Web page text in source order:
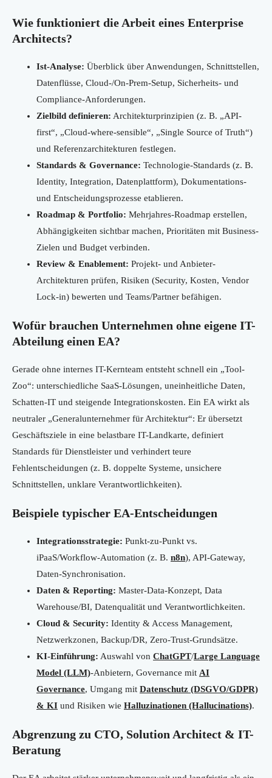
Wie funktioniert die Arbeit eines Enterprise
Architects?
Ist-Analyse: Überblick über Anwendungen, Schnittstellen,
Datenflüsse, Cloud-/On-Prem-Setup, Sicherheits- und
Compliance-Anforderungen.
Zielbild definieren: Architekturprinzipien (z. B. „API-
first“, „Cloud-where-sensible“, „Single Source of Truth“)
und Referenzarchitekturen festlegen.
Standards & Governance: Technologie-Standards (z. B.
Identity, Integration, Datenplattform), Dokumentations-
und Entscheidungsprozesse etablieren.
Roadmap & Portfolio: Mehrjahres-Roadmap erstellen,
Abhängigkeiten sichtbar machen, Prioritäten mit Business-
Zielen und Budget verbinden.
Review & Enablement: Projekt- und Anbieter-
Architekturen prüfen, Risiken (Security, Kosten, Vendor
Lock-in) bewerten und Teams/Partner befähigen.
Wofür brauchen Unternehmen ohne eigene IT-
Abteilung einen EA?
Gerade ohne internes IT-Kernteam entsteht schnell ein „Tool-
Zoo“: unterschiedliche SaaS-Lösungen, uneinheitliche Daten,
Schatten-IT und steigende Integrationskosten. Ein EA wirkt als
neutraler „Generalunternehmer für Architektur“: Er übersetzt
Geschäftsziele in eine belastbare IT-Landkarte, definiert
Standards für Dienstleister und verhindert teure
Fehlentscheidungen (z. B. doppelte Systeme, unsichere
Schnittstellen, unklare Verantwortlichkeiten).
Beispiele typischer EA-Entscheidungen
Integrationsstrategie: Punkt-zu-Punkt vs.
iPaaS/Workflow-Automation (z. B. n8n), API-Gateway,
Daten-Synchronisation.
Daten & Reporting: Master-Data-Konzept, Data
Warehouse/BI, Datenqualität und Verantwortlichkeiten.
Cloud & Security: Identity & Access Management,
Netzwerkzonen, Backup/DR, Zero-Trust-Grundsätze.
KI-Einführung: Auswahl von ChatGPT/Large Language
Model (LLM)-Anbietern, Governance mit AI
Governance, Umgang mit Datenschutz (DSGVO/GDPR)
& KI und Risiken wie Halluzinationen (Hallucinations).
Abgrenzung zu CTO, Solution Architect & IT-
Beratung